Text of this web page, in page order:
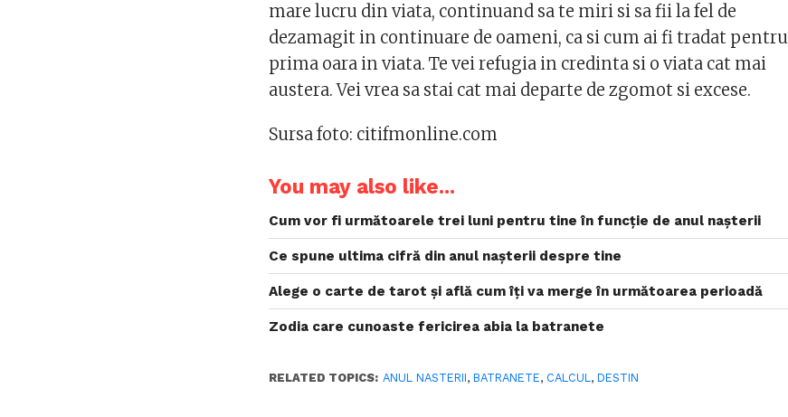
mare lucru din viata, continuand sa te miri si sa fii la fel de
dezamagit in continuare de oameni, ca si cum ai fi tradat pentru
prima oara in viata. Te vei refugia in credinta si o viata cat mai
austera. Vei vrea sa stai cat mai departe de zgomot si excese.
Sursa foto: citifmonline.com
You may also like...
Cum vor fi următoarele trei luni pentru tine în funcție de anul nașterii
Ce spune ultima cifră din anul nașterii despre tine
Alege o carte de tarot și află cum îți va merge în următoarea perioadă
Zodia care cunoaste fericirea abia la batranete
RELATED TOPICS: ANUL NASTERII,BATRANETE, CALCUL,DESTIN